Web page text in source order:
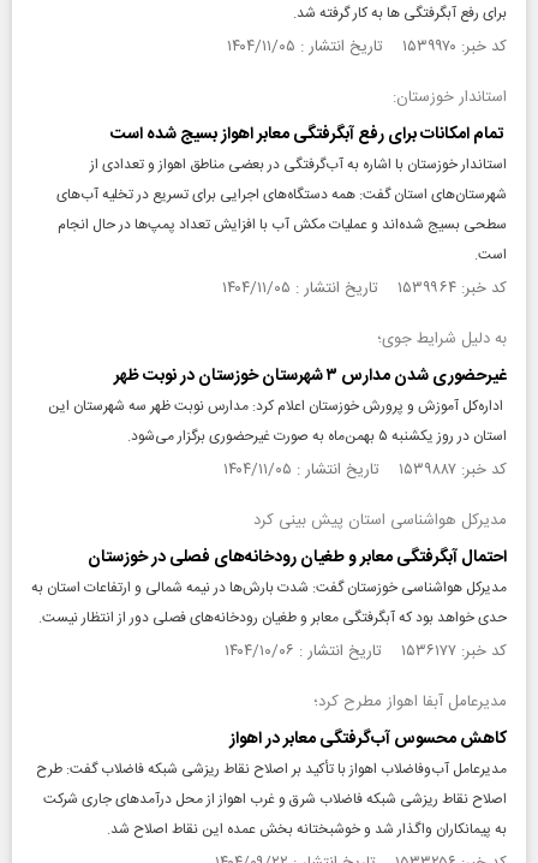
برای رفع آبگرفتگی ها به کار گرفته شد.
کد خبر: ۱۵۳۹۹۷۰ تاریخ انتشار : ۱۴۰۴/۱۱/۰۵
استاندار خوزستان:
تمام امکانات برای رفع آبگرفتگی معابر اهواز بسیج شده است
استاندار خوزستان با اشاره به آب‌گرفتگی در بعضی مناطق اهواز و تعدادی از
شهرستان‌های استان گفت: همه دستگاه‌های اجرایی برای تسریع در تخلیه آب‌های
سطحی بسیج شده‌اند و عملیات مکش آب با افزایش تعداد پمپ‌ها در حال انجام
است.
کد خبر: ۱۵۳۹۹۶۴ تاریخ انتشار : ۱۴۰۴/۱۱/۰۵
به دلیل شرایط جوی؛
غیرحضوری شدن مدارس ۳ شهرستان خوزستان در نوبت ظهر
اداره‌کل آموزش و پرورش خوزستان اعلام کرد: مدارس نوبت ظهر سه شهرستان این
استان در روز یکشنبه ۵ بهمن‌ماه به صورت غیرحضوری برگزار می‌شود.
کد خبر: ۱۵۳۹۸۸۷ تاریخ انتشار : ۱۴۰۴/۱۱/۰۵
مدیرکل هواشناسی استان پیش بینی کرد
احتمال آبگرفتگی معابر و طغیان رودخانه‌های فصلی در خوزستان
مدیرکل هواشناسی خوزستان گفت: شدت بارش‌ها در نیمه شمالی و ارتفاعات استان به
حدی خواهد بود که آبگرفتگی معابر و طغیان رودخانه‌های فصلی دور از انتظار نیست.
کد خبر: ۱۵۳۶۱۷۷ تاریخ انتشار : ۱۴۰۴/۱۰/۰۶
مدیرعامل آبفا اهواز مطرح کرد؛
کاهش محسوس آب‌گرفتگی معابر در اهواز
مدیرعامل آب‌وفاضلاب اهواز با تأکید بر اصلاح نقاط ریزشی شبکه فاضلاب گفت: طرح
اصلاح نقاط ریزشی شبکه فاضلاب شرق و غرب اهواز از محل درآمدهای جاری شرکت
به پیمانکاران واگذار شد و خوشبختانه بخش عمده این نقاط اصلاح شد.